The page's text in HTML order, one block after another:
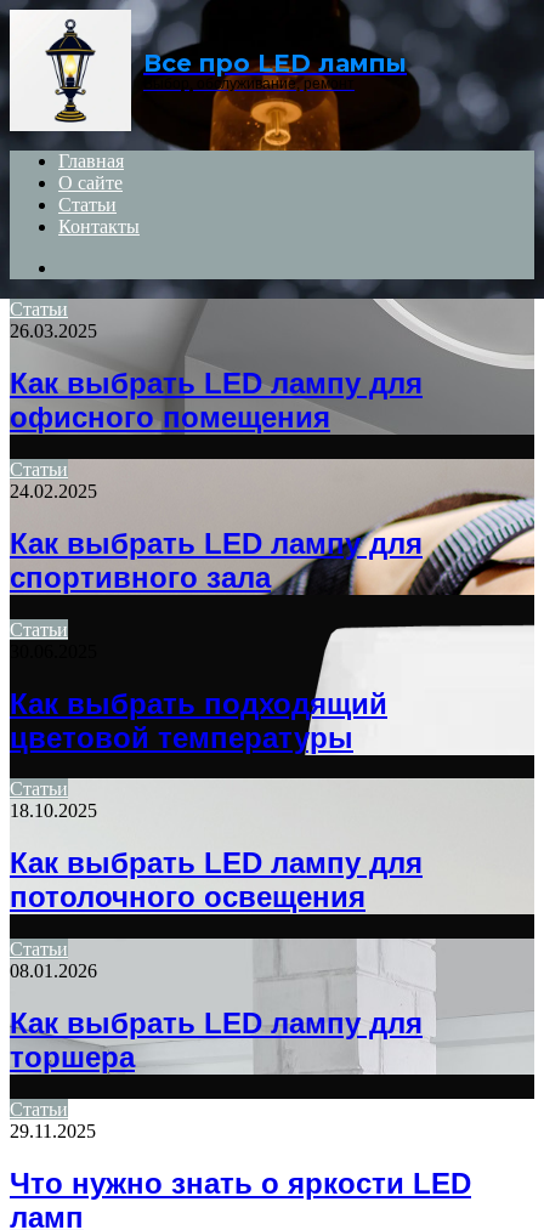
Menu
Все про LED лампы
Выбор, обслуживание, ремонт
Главная
О сайте
Статьи
Контакты
for
Статьи
26.03.2025
Как выбрать LED лампу для
офисного помещения
Статьи
24.02.2025
Как выбрать LED лампу для
спортивного зала
Статьи
Как выбрать подходящий
цветовой температуры
Статьи
18.10.2025
Как выбрать LED лампу для
потолочного освещения
Статьи
08.01.2026
Как выбрать LED лампу для
торшера
Статьи
29.11.2025
Что нужно знать о яркости LED
ламп